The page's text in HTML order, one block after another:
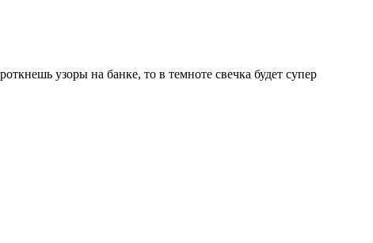
узоры на банке, то в темноте свечка будет супер